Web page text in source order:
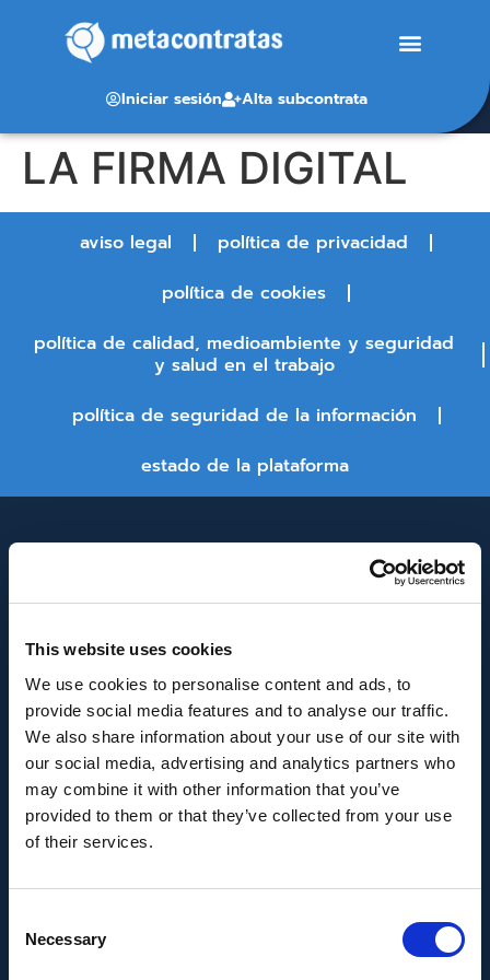
This website uses cookies
We use cookies to personalise content and ads, to
provide social media features and to analyse our traffic.
We also share information about your use of our site with
our social media, advertising and analytics partners who
may combine it with other information that you’ve
provided to them or that they’ve collected from your use
of their services.
Selection
Necessary
Iniciar sesión Alta subcontrata
LA FIRMA DIGITAL
aviso legal
política de privacidad
política de cookies
política de calidad, medioambiente y seguridad
y salud en el trabajo
política de seguridad de la información
estado de la plataforma
INNOVACIÓN Y DESARROLLO DE ANDALUCÍA
IDEA
Se ha recibido un incentivo de la Agencia de
Innovación y Desarrollo de Andalucía IDEA, de la
Junta de Andalucía, por un importe de
Europea a través del Fondo Europeo de
Desarrollo Regional, FEDER para la realización del
proyecto AMPLIACIÓN DE CAPACIDAD DE